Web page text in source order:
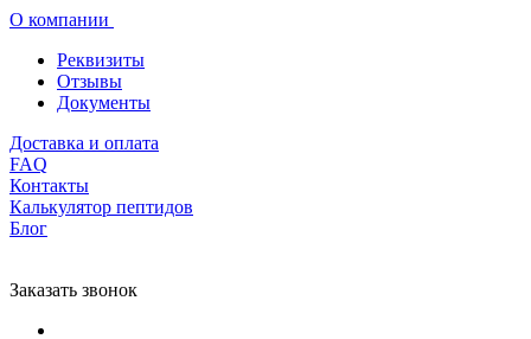
О компании
Реквизиты
Отзывы
Документы
Доставка и оплата
FAQ
Контакты
Калькулятор пептидов
Блог
Заказать звонок